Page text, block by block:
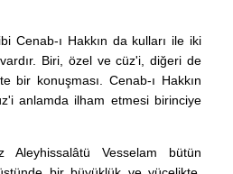
Cenab-ı Hakkın da kulları ile iki
Biri, özel ve cüz'i, diğeri de
bir konuşması. Cenab-ı Hakkın
anlamda ilham etmesi birinciye
Aleyhissalâtü Vesselam bütün